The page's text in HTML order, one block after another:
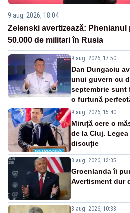
9 aug. 2026, 18:04
Zelenski avertizează: Phenianul
50.000 de militari în Rusia
9 aug. 2026, 17:50
Dan Dungaciu
unui guvern cu
septembrie sunt
o furtună
9 aug. 2026, 15:40
Miruță cere o
de la Cluj.
discuție
8 aug. 2026, 13:35
Groenlanda îi
Avertisment dur
8 aug. 2026, 10:38